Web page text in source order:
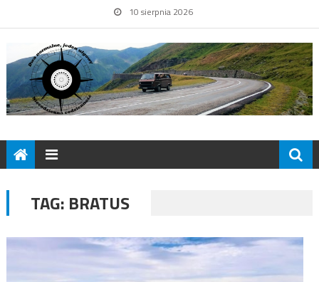
10 sierpnia 2026
TAG: BRATUS